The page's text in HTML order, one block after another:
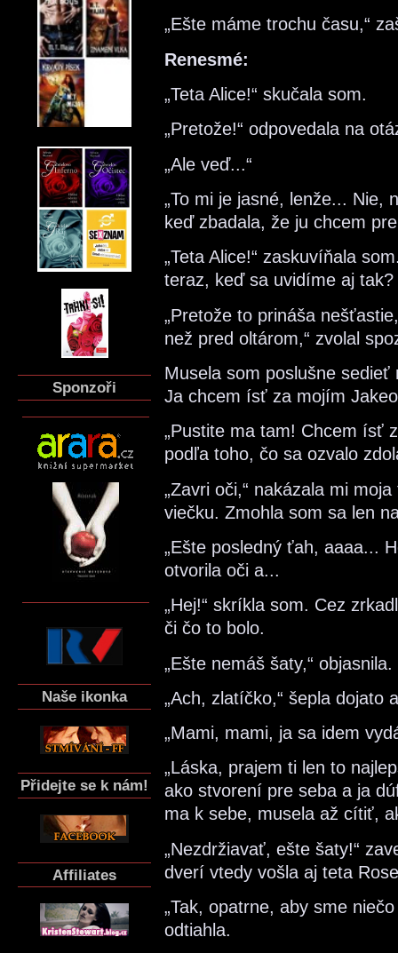
Sponzoři
Naše ikonka
Přidejte se k nám!
Affiliates
„Ešte máme trochu času,“
Renesmé:
„Teta Alice!“ skučala som.
„Pretože!“ odpovedala na
„Ale veď...“
„To mi je jasné, lenže... Nie,
keď zbadala, že ju chcem
„Teta Alice!“ zaskuvíňala
teraz, keď sa uvidíme aj tak?
„Pretože to prináša
než pred oltárom,“ zvolal
Musela som poslušne
Ja chcem ísť za mojím
„Pustite ma tam! Chcem ísť
podľa toho, čo sa ozvalo
„Zavri oči,“ nakázala mi
viečku. Zmohla som sa len
„Ešte posledný ťah, aaaa...
otvorila oči a...
„Hej!“ skríkla som. Cez
či čo to bolo.
„Ešte nemáš šaty,“
„Ach, zlatíčko,“ šepla dojato
„Mami, mami, ja sa idem
„Láska, prajem ti len to
ako stvorení pre seba a ja
ma k sebe, musela až cítiť,
„Nezdržiavať, ešte šaty!“
dverí vtedy vošla aj teta
„Tak, opatrne, aby sme
odtiahla.